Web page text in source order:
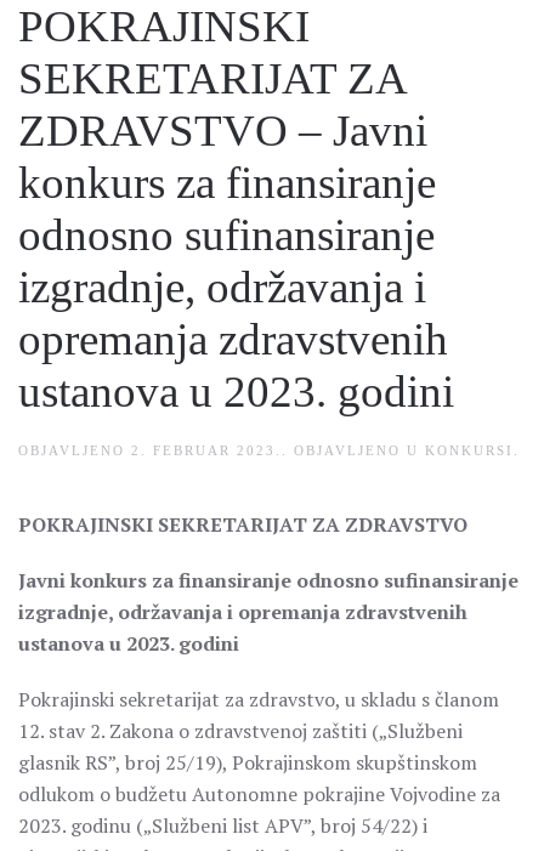
POKRAJINSKI
SEKRETARIJAT ZA
ZDRAVSTVO – Javni
konkurs za finansiranje
odnosno sufinansiranje
izgradnje, održavanja i
opremanja zdravstvenih
ustanova u 2023. godini
OBJAVLJENO 2. FEBRUAR 2023. . OBJAVLJENO U KONKURSI
POKRAJINSKI SEKRETARIJAT ZA ZDRAVSTVO
Javni konkurs za finansiranje odnosno sufinansiranje
izgradnje, održavanja i opremanja zdravstvenih
ustanova u 2023. godini
Pokrajinski sekretarijat za zdravstvo, u skladu s članom
12. stav 2. Zakona o zdravstvenoj zaštiti („Službeni
glasnik RS”, broj 25/19), Pokrajinskom skupštinskom
odlukom o budžetu Autonomne pokrajine Vojvodine za
2023. godinu („Službeni list APV”, broj 54/22) i